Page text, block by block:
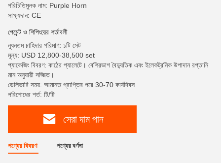
পরিচিতিমুলক নাম: Purple Horn
সাক্ষ্যদান: CE
পেমেন্ট ও শিপিংয়ের শর্তাবলী
ন্যূনতম চাহিদার পরিমাণ: ১টি সেট
মূল্য: USD 12,800-38,500 set
প্যাকেজিং বিবরণ: কাঠের প্যালেটে। বেশিরভাগ বৈদ্যুতিক এবং ইলেকট্রনিক উপাদান রপ্তানি
মান অনুযায়ী সজ্জিত।
ডেলিভারি সময়: আমানত প্রাপ্তির পরে 30-70 কার্যদিবস
পরিশোধের শর্ত: টি/টি
সেরা দাম পান
পণ্যের বিবরণ পণ্যের বর্ণনা